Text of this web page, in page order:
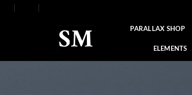
PARALLAX SHOP
ELEMENTS